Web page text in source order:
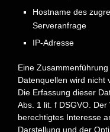
Hostname des
Serveranfrage
IP-Adresse
Eine
Datenquellen wird nicht
Die Erfassung dieser
Abs. 1 lit. f DSGVO.
berechtigtes Interesse
Darstellung und der